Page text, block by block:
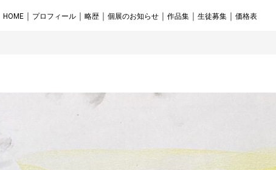
HOME ｜ プロフィール ｜ 略歴 ｜ 個展のお知らせ ｜ 作品集 ｜ 生徒募集 ｜ 価格表